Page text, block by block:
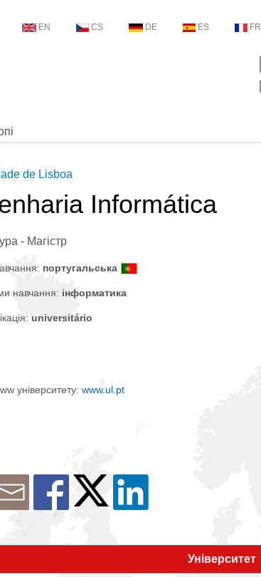
EN CS DE ES FR
de Lisboa
Informática
- Магістр
португальська
навчання: інформaтика
universitário
університету: www.ul.pt
Університет